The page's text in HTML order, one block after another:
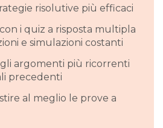
risolutive più efficaci
i quiz a risposta multipla
e simulazioni costanti
argomenti più ricorrenti
precedenti
al meglio le prove a